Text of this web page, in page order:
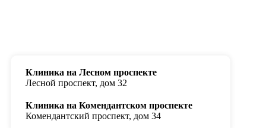
Клиника на Лесном проспекте
Лесной проспект, дом 32
Клиника на Комендантском проспекте
Комендантский проспект, дом 34